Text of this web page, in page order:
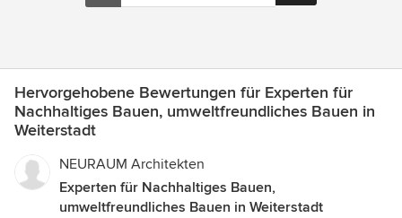
Hervorgehobene Bewertungen für Experten für
Nachhaltiges Bauen, umweltfreundliches Bauen in
Weiterstadt
NEURAUM Architekten
Experten für Nachhaltiges Bauen,
umweltfreundliches Bauen in Weiterstadt